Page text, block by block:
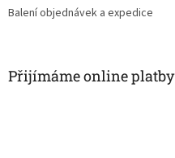
Balení objednávek a expedice
Přijímáme online platby